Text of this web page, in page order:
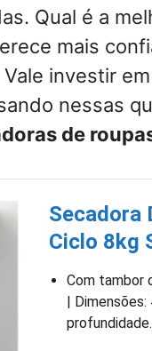
Qual é a
mais
investir
nessas
de
Secadora
Ciclo 8kg
Com tambor
|